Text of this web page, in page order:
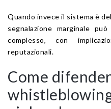
Quando invece il sistema è
segnalazione marginale
complesso, con
reputazionali.
Come